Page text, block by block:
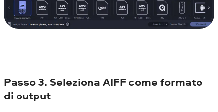
Passo 3. Seleziona AIFF come formato
di output